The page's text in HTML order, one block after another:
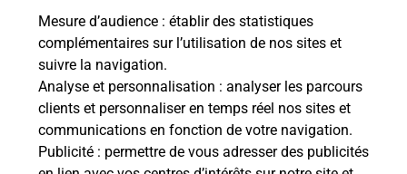
Mesure d’audience : établir des statistiques
complémentaires sur l’utilisation de nos sites et
suivre la navigation.
Analyse et personnalisation : analyser les parcours
clients et personnaliser en temps réel nos sites et
communications en fonction de votre navigation.
Publicité : permettre de vous adresser des publicités
La Poste
en ligne
Ouvert 24h/24
En savoir plus